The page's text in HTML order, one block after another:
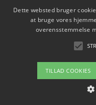
Om /
Dette websted bruger
at bruge vores
overensstemmelse
TILLAD COOKIES